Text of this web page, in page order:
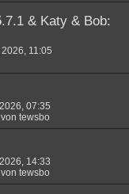
& Katy & Bob:
11:05
07:35
tewsbo
14:33
tewsbo